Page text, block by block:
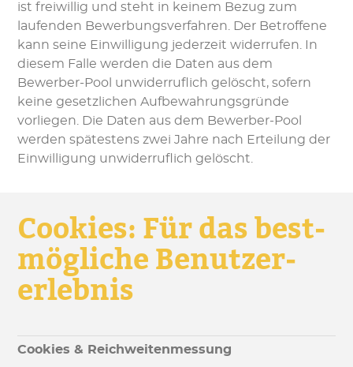
ist freiwillig und steht in keinem Bezug zum
laufenden Bewerbungsverfahren. Der Betroffene
kann seine Einwilligung jederzeit widerrufen. In
diesem Falle werden die Daten aus dem
Bewerber-Pool unwiderruflich gelöscht, sofern
keine gesetzlichen Aufbewahrungsgründe
vorliegen. Die Daten aus dem Bewerber-Pool
werden spätestens zwei Jahre nach Erteilung der
Einwilligung unwiderruflich gelöscht.
Cookies: Für das best­
mög­liche Be­nutzer­
erleb­nis
Cookies & Reichweitenmessung